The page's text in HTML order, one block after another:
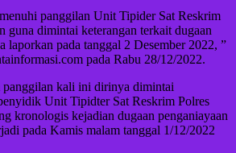
panggilan Unit Tipider Sat Reskrim
guna dimintai keterangan terkait dugaan
laporkan pada tanggal 2 Desember 2022, ”
pada Rabu 28/12/2022.
panggilan kali ini dirinya dimintai
Unit Tipidter Sat Reskrim Polres
kronologis kejadian dugaan penganiayaan
pada Kamis malam tanggal 1/12/2022